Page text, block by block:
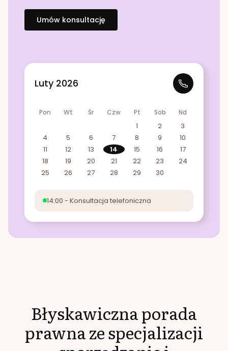
Umów konsultację
Luty 2026
Pon Wt Śr Czw Pt Sob Nd
1 2
3
4
5 6 7 8 9
10
11
12 13 14 15 16
17
18
19 20 21 22 23
24
25
26 27 28 29 30
14:00 - Konsultacja telefoniczna
Błyskawiczna porada
prawna ze specjalizacji